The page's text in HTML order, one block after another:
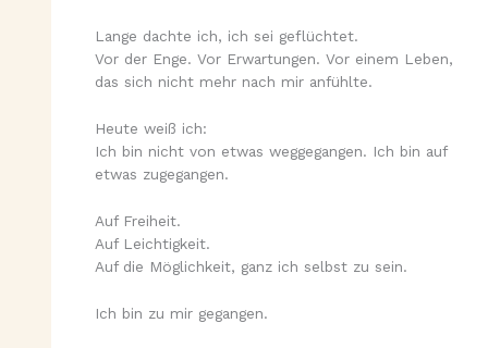
Lange dachte ich, ich sei geflüchtet.
Vor der Enge. Vor Erwartungen. Vor einem Leben,
das sich nicht mehr nach mir anfühlte.
Heute weiß ich:
Ich bin nicht von etwas weggegangen. Ich bin auf
etwas zugegangen.
Auf Freiheit.
Auf Leichtigkeit.
Auf die Möglichkeit, ganz ich selbst zu sein.
Ich bin zu mir gegangen.